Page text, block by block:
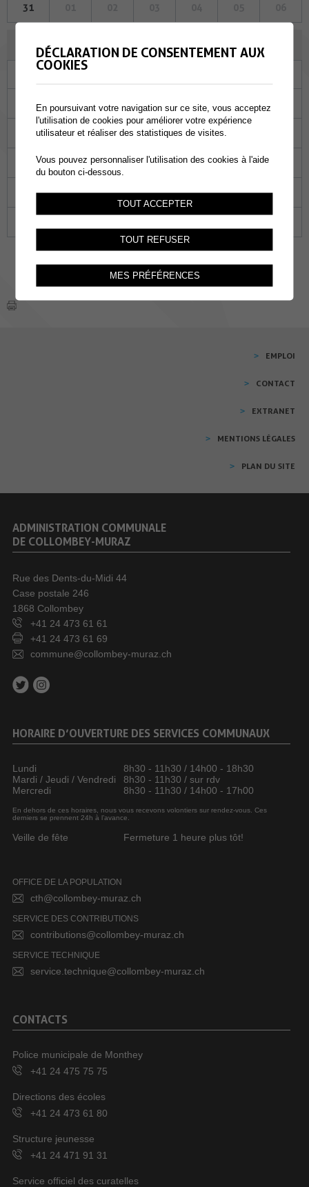
31
AOÛT 2023
02 03 04
08 09 10 11
15 16 17 18 19
22 23 24 25 26
EMPLOI
CONTACT
EXTRANET
MENTIONS LÉGALES
PLAN DU SITE
ADMINISTRATION COMMUNALE
DE COLLOMBEY-MURAZ
Rue des Dents-du-Midi 44
Case postale 246
1868 Collombey
+41 24 473 61 61
+41 24 473 61 69
commune@collombey-muraz.ch
HORAIRE D’OUVERTURE DES SERVICES COMMUNAUX
Lundi
8h30 - 11h30 / 14h00 - 18h30
Mardi / Jeudi / Vendredi
8h30 - 11h30 / sur rdv
Mercredi
8h30 - 11h30 / 14h00 - 17h00
En dehors de ces horaires, nous vous recevons volontiers sur rendez-vous. Ces
derniers se prennent 24h à l’avance.
Veille de fête Fermeture 1 heure plus tôt!
OFFICE DE LA POPULATION
cth@collombey-muraz.ch
SERVICE DES CONTRIBUTIONS
contributions@collombey-muraz.ch
SERVICE TECHNIQUE
service.technique@collombey-muraz.ch
CONTACTS
Police municipale de Monthey
+41 24 475 75 75
Directions des écoles
+41 24 473 61 80
Structure jeunesse
+41 24 471 91 31
Service officiel des curatelles
DÉCLARATION DE CONSENTEMENT AUX
COOKIES
En poursuivant votre navigation sur ce site, vous acceptez
l'utilisation de cookies pour améliorer votre expérience
utilisateur et réaliser des statistiques de visites.
Vous pouvez personnaliser l'utilisation des cookies à l'aide
du bouton ci-dessous.
TOUT ACCEPTER
TOUT REFUSER
MES PRÉFÉRENCES